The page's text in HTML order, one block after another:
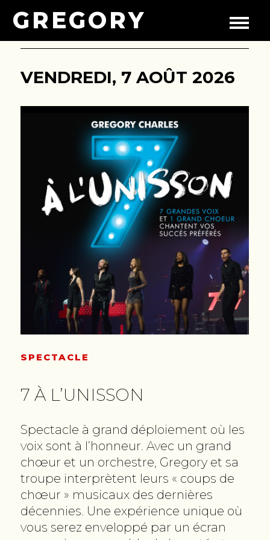
GREGORY
VENDREDI, 7 AOÛT 2026
SPECTACLE
7 À L’UNISSON
Spectacle à grand déploiement où les
voix sont à l’honneur. Avec un grand
chœur et un orchestre, Gregory et sa
troupe interprètent leurs « coups de
chœur » musicaux des dernières
décennies. Une expérience unique où
vous serez enveloppé par un écran